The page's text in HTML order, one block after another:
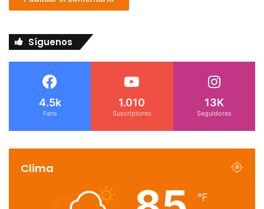
Síguenos
4.5k
Fans
1.010
Suscriptores
13K
Seguidores
Clima
℉